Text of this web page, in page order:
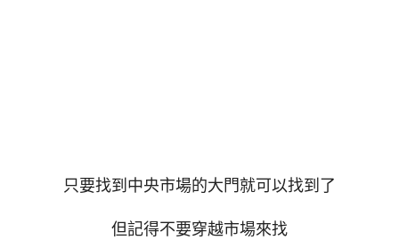
只要找到中央市場的大門就可以找到了
但記得不要穿越市場來找